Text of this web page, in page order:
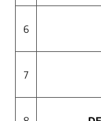
6
7